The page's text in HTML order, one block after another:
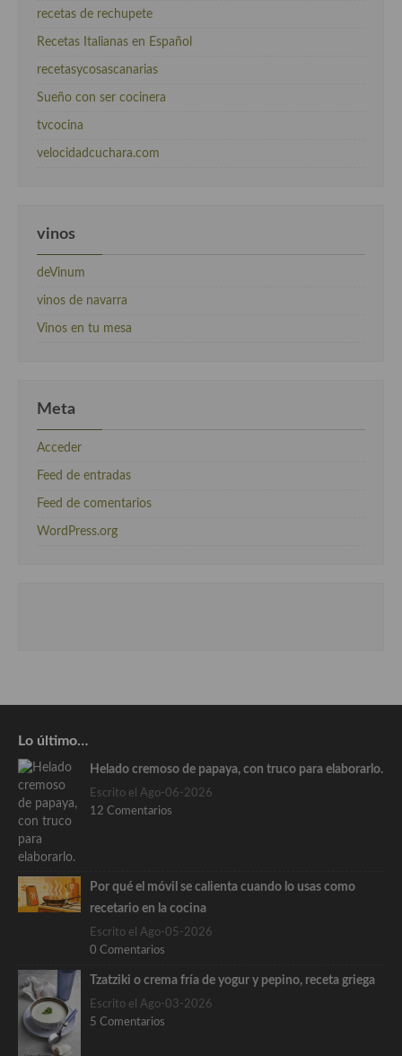
recetas de rechupete
Recetas Italianas en Español
recetasycosascanarias
Sueño con ser cocinera
tvcocina
velocidadcuchara.com
vinos
deVinum
vinos de navarra
Vinos en tu mesa
Meta
Acceder
Feed de entradas
Feed de comentarios
WordPress.org
Lo último…
Helado cremoso de papaya, con truco para elaborarlo.
Escrito el Ago-06-2026
12 Comentarios
Por qué el móvil se calienta cuando lo usas como
recetario en la cocina
Escrito el Ago-05-2026
0 Comentarios
Tzatziki o crema fría de yogur y pepino, receta griega
Escrito el Ago-03-2026
5 Comentarios